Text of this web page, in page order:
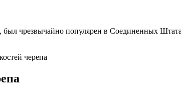
был чрезвычайно популярен в Соединенных
черепа